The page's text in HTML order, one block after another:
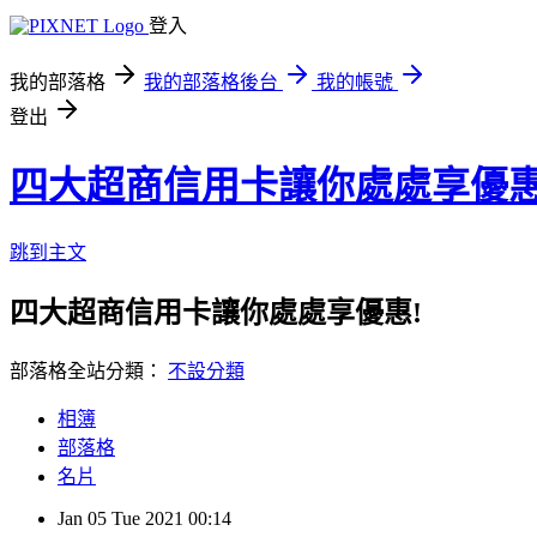
登入
我的部落格 我的部落格後台
我的帳號
登出
四大超商信用卡讓你處處享優
跳到主文
四大超商信用卡讓你處處享優惠!
部落格全站分類： 不設分類
相簿
部落格
名片
Jan 05 Tue 2021 00:14